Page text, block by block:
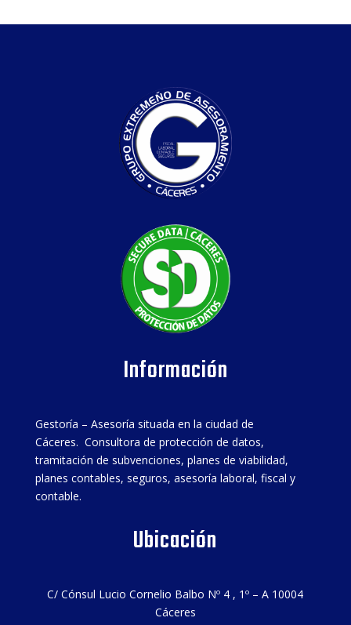
Información
Gestoría – Asesoría situada en la ciudad de
Cáceres. Consultora de protección de datos,
tramitación de subvenciones, planes de viabilidad,
planes contables, seguros, asesoría laboral, fiscal y
contable.
Ubicación
C/ Cónsul Lucio Cornelio Balbo Nº 4 , 1º – A 10004
Cáceres